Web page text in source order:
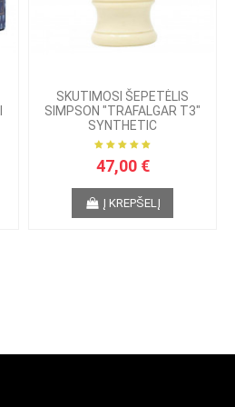
SKUTIMOSI ŠEPETĖLIS
SIMPSON "TRAFALGAR T3"
SYNTHETIC
47,00 €
Į KREPŠELĮ